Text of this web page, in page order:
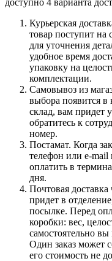
Курьерская
товар поступит на
для уточнения
удобное время
упаковку на
комплектации.
Самовывоз из
выбора появится в
склад, вам придет
обратитесь к
номер.
Постамат. Когда
телефон или e-
оплатить в
дня.
Почтовая доставка
придет в
посылке. Перед
коробки: вес,
самостоятельно вы
Один заказ может
его стоимость не